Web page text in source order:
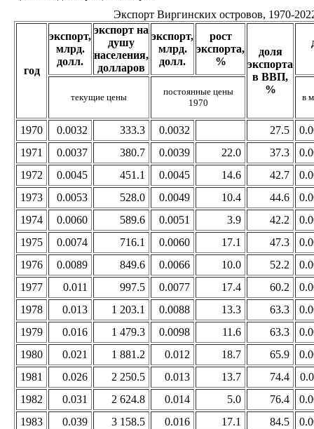
Экспорт Виргинских островов, 1970-
год
экспорт,
млрд.
долл.
экспорт на
душу
населения,
долларов
экспорт,
млрд.
долл.
рост
экспорта,
%
доля
экспорта
в ВВП,
%
текущие цены
постоянные цены
1970
в
1970 0.0032 333.3 0.0032 27.5
1971
0.0037 380.7 0.0039 22.0 37.3
1972
0.0045 451.1 0.0045 14.6 42.7
1973
0.0053 528.0 0.0049 10.4 44.6
1974
0.0060 589.6 0.0051 3.9 42.2
1975
0.0074 716.1 0.0060 17.1 47.3
1976
0.0089 849.6 0.0066 10.0 52.2
1977
0.011 997.5 0.0077 17.4 60.2
1978
0.013 1 203.1 0.0088 13.3 63.3
1979
0.016 1 479.3 0.0098 11.6 63.3
1980
0.021 1 881.2 0.012 18.7 65.9
1981
0.026 2 250.5 0.013 13.7 74.4
1982
0.031 2 624.8 0.014 5.0 76.4
1983
0.039 3 158.5 0.016 17.1 84.5